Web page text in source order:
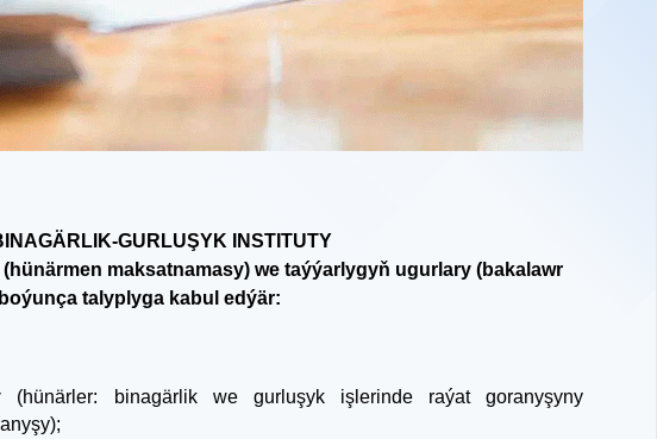
GURLUŞYK INSTITUTY
maksatnamasy) we taýýarlygyň ugurlary (bakalawr
talyplyga kabul edýär:
(hünärler: binagärlik we gurluşyk işlerinde raýat goranyşyny